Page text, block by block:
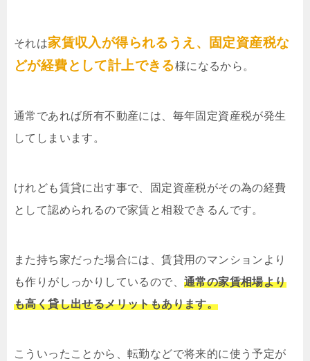
それは家賃収入が得られるうえ、固定資産税な
どが経費として計上できる様になるから。
通常であれば所有不動産には、毎年固定資産税が発生
してしまいます。
けれども賃貸に出す事で、固定資産税がその為の経費
として認められるので家賃と相殺できるんです。
また持ち家だった場合には、賃貸用のマンションより
も作りがしっかりしているので、 通常の家賃相場より
も高く貸し出せるメリットもあります。
こういったことから、転勤などで将来的に使う予定が